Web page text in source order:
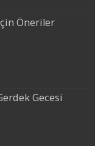
Öneriler
Gecesi